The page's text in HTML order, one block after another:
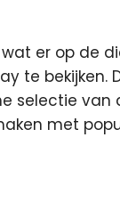
er op de
te bekijken.
selectie
met